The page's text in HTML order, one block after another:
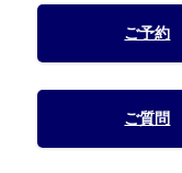
ご予約
ご質問